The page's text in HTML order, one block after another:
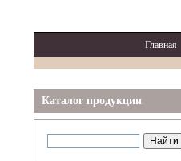
Главная
Каталог продукции